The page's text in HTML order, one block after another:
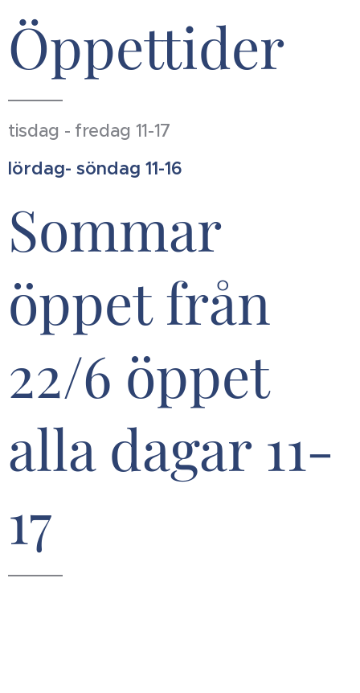
Öppettider
tisdag - fredag 11-17
lördag- söndag 11-16
Sommar
öppet från
22/6 öppet
alla dagar 11-
17